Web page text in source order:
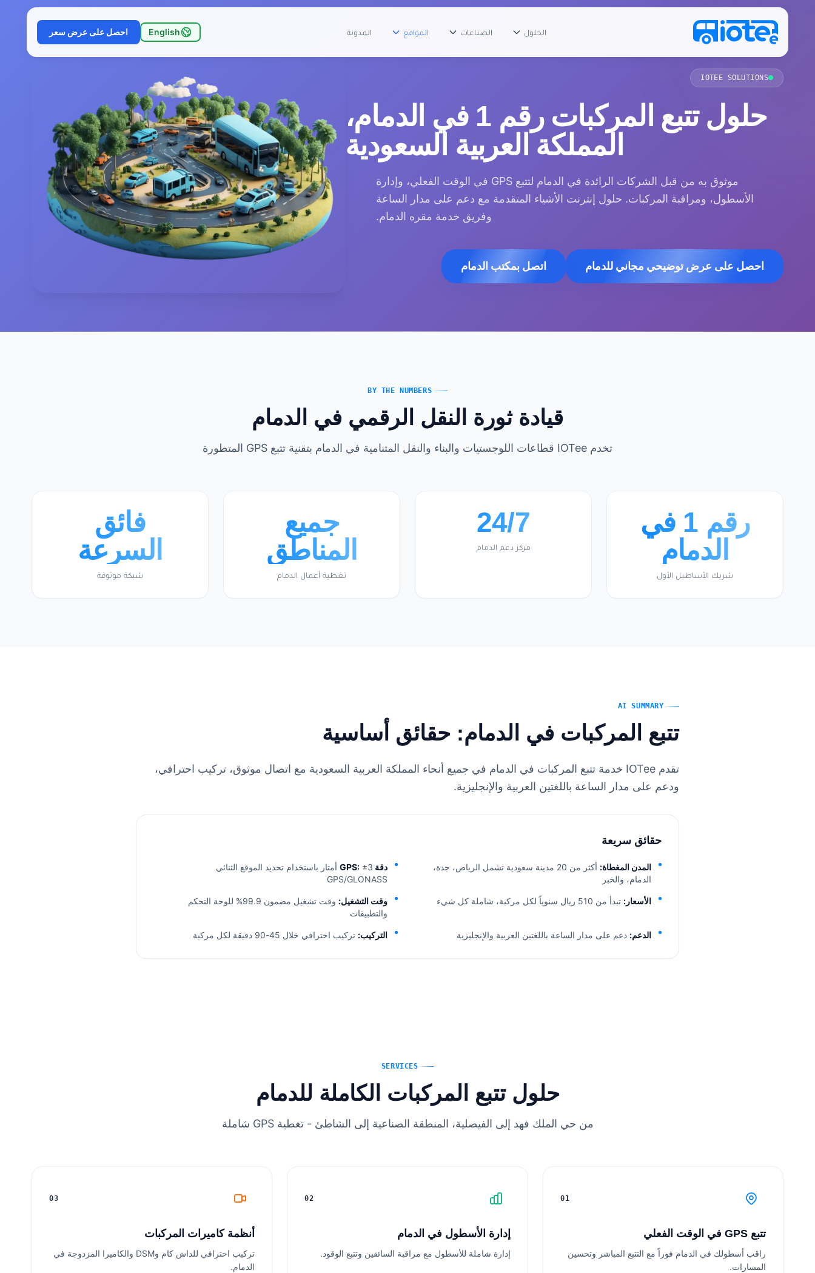
الحلول الصناعات المواقع المدونة English احصل على عرض سعر
IOTEE SOLUTIONS
حلول تتبع المركبات رقم 1 في الدمام،
المملكة العربية السعودية
موثوق به من قبل الشركات الرائدة في الدمام لتتبع GPS في الوقت الفعلي، وإدارة
الأسطول، ومراقبة المركبات. حلول إنترنت الأشياء المتقدمة مع دعم على مدار الساعة
وفريق خدمة مقره الدمام.
احصل على عرض توضيحي مجاني للدمام اتصل بمكتب الدمام
BY THE NUMBERS
قيادة ثورة النقل الرقمي في الدمام
تخدم IOTee قطاعات اللوجستيات والبناء والنقل المتنامية في الدمام بتقنية تتبع GPS المتطورة
رقم 1 في
الدمام
شريك الأساطيل الأول
24/7
مركز دعم الدمام
جميع
المناطق
تغطية أعمال الدمام
فائق
السرعة
شبكة موثوقة
AI SUMMARY
تتبع المركبات في الدمام: حقائق أساسية
تقدم IOTee خدمة تتبع المركبات في الدمام في جميع أنحاء المملكة العربية السعودية مع اتصال موثوق، تركيب احترافي،
ودعم على مدار الساعة باللغتين العربية والإنجليزية.
حقائق سريعة
المدن المغطاة:
أكثر من 20 مدينة سعودية تشمل الرياض، جدة،
الدمام، والخبر
دقة GPS:
±3 أمتار باستخدام تحديد الموقع الثنائي
GPS/GLONASS
الأسعار: تبدأ من 510 ريال سنوياً لكل مركبة، شاملة كل شيء وقت التشغيل:
وقت تشغيل مضمون 99.9% للوحة التحكم
والتطبيقات
الدعم: دعم على مدار الساعة باللغتين العربية والإنجليزية التركيب: تركيب احترافي خلال 45-90 دقيقة لكل مركبة
SERVICES
حلول تتبع المركبات الكاملة للدمام
من حي الملك فهد إلى الفيصلية، المنطقة الصناعية إلى الشاطئ - تغطية GPS شاملة
01
تتبع GPS في الوقت الفعلي
راقب أسطولك في الدمام فوراً مع التتبع المباشر وتحسين
المسارات.
02
إدارة الأسطول في الدمام
إدارة شاملة للأسطول مع مراقبة السائقين وتتبع الوقود.
03
أنظمة كاميرات المركبات
تركيب احترافي للداش كام وDSM والكاميرا المزدوجة في
الدمام.